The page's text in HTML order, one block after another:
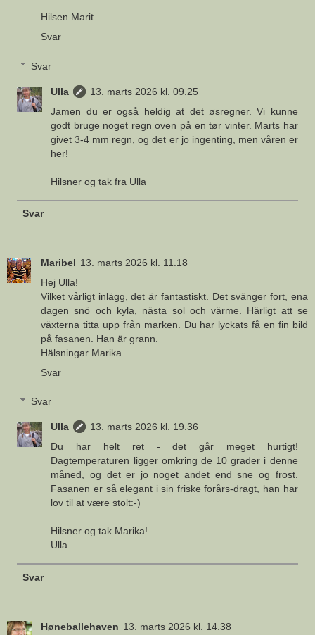
Hilsen Marit
Svar
Svar
Ulla
13. marts 2026 kl. 09.25
Jamen du er også heldig at det øsregner. Vi kunne
godt bruge noget regn oven på en tør vinter. Marts har
givet 3-4 mm regn, og det er jo ingenting, men våren er
her!
Hilsner og tak fra Ulla
Svar
Maribel 13. marts 2026 kl. 11.18
Hej Ulla!
Vilket vårligt inlägg, det är fantastiskt. Det svänger fort, ena
dagen snö och kyla, nästa sol och värme. Härligt att se
växterna titta upp från marken. Du har lyckats få en fin bild
på fasanen. Han är grann.
Hälsningar Marika
Svar
Svar
Ulla
13. marts 2026 kl. 19.36
Du har helt ret - det går meget hurtigt!
Dagtemperaturen ligger omkring de 10 grader i denne
måned, og det er jo noget andet end sne og frost.
Fasanen er så elegant i sin friske forårs-dragt, han har
lov til at være stolt:-)
Hilsner og tak Marika!
Ulla
Svar
Høneballehaven 13. marts 2026 kl. 14.38